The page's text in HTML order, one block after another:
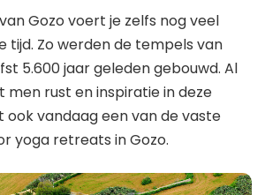
Gozo voert je zelfs nog veel
tijd. Zo werden de tempels van
5.600 jaar geleden gebouwd. Al
men rust en inspiratie in deze
ook vandaag een van de vaste
yoga retreats in Gozo.